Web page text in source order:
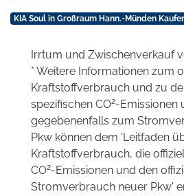
KIA Soul in Großraum Hann.-Münden
Irrtum und Zwischenverkauf
* Weitere Informationen zum
Kraftstoffverbrauch und zu
spezifischen CO2-Emissionen
gegebenenfalls zum
Pkw können dem 'Leitfaden
Kraftstoffverbrauch, die
CO2-Emissionen und den
Stromverbrauch neuer Pkw'